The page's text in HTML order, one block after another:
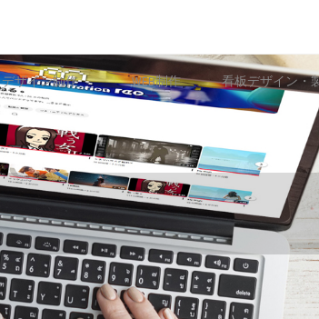
デザイン制作 WEB制作 看板デザイン・